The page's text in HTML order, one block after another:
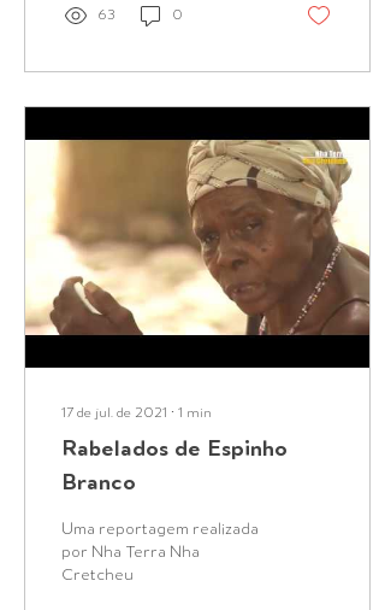
63 0
17 de jul. de 2021 ∙ 1 min
Rabelados de Espinho
Branco
Uma reportagem realizada
por Nha Terra Nha
Cretcheu